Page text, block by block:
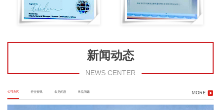
新闻动态
NEWS CENTER
公司新闻 行业资讯 常见问题 常见问题 MORE